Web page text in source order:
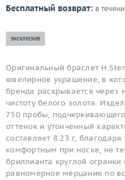
Бесплатный возврат: в
эксклюзив
Оригинальный браслет
ювелирное украшение, в
бренда раскрывается через
чистоту белого золота.
750 пробы,
оттенок и утонченный
составляет 8.23 г,
комфортным при носке, не
бриллианта круглой
равномерное мерцание по